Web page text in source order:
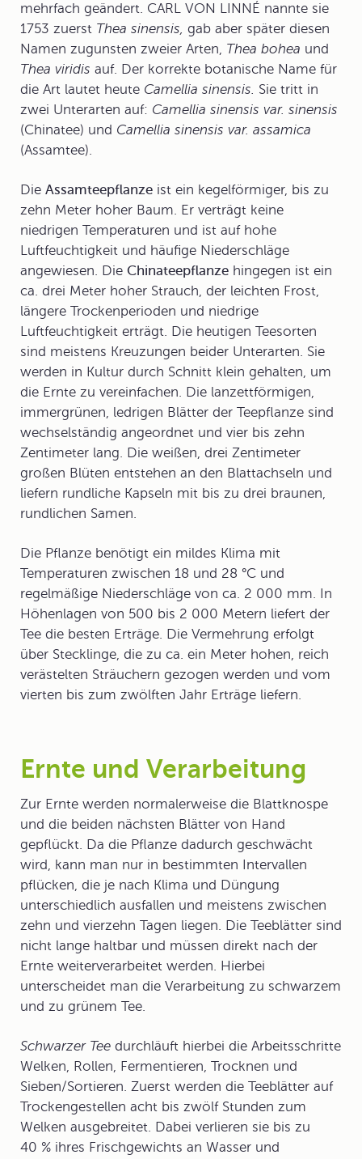
mehrfach geändert. CARL VON LINNÉ nannte sie
1753 zuerst Thea sinensis, gab aber später diesen
Namen zugunsten zweier Arten, Thea bohea und
Thea viridis auf. Der korrekte botanische Name für
die Art lautet heute Camellia sinensis. Sie tritt in
zwei Unterarten auf: Camellia sinensis var. sinensis
(Chinatee) und Camellia sinensis var. assamica
(Assamtee).
Die Assamteepflanze ist ein kegelförmiger, bis zu
zehn Meter hoher Baum. Er verträgt keine
niedrigen Temperaturen und ist auf hohe
Luftfeuchtigkeit und häufige Niederschläge
angewiesen. Die Chinateepflanze hingegen ist ein
ca. drei Meter hoher Strauch, der leichten Frost,
längere Trockenperioden und niedrige
Luftfeuchtigkeit erträgt. Die heutigen Teesorten
sind meistens Kreuzungen beider Unterarten. Sie
werden in Kultur durch Schnitt klein gehalten, um
die Ernte zu vereinfachen. Die lanzettförmigen,
immergrünen, ledrigen Blätter der Teepflanze sind
wechselständig angeordnet und vier bis zehn
Zentimeter lang. Die weißen, drei Zentimeter
großen Blüten entstehen an den Blattachseln und
liefern rundliche Kapseln mit bis zu drei braunen,
rundlichen Samen.
Die Pflanze benötigt ein mildes Klima mit
Temperaturen zwischen 18 und 28 °C und
regelmäßige Niederschläge von ca. 2 000 mm. In
Höhenlagen von 500 bis 2 000 Metern liefert der
Tee die besten Erträge. Die Vermehrung erfolgt
über Stecklinge, die zu ca. ein Meter hohen, reich
verästelten Sträuchern gezogen werden und vom
vierten bis zum zwölften Jahr Erträge liefern.
Ernte und Verarbeitung
Zur Ernte werden normalerweise die Blattknospe
und die beiden nächsten Blätter von Hand
gepflückt. Da die Pflanze dadurch geschwächt
wird, kann man nur in bestimmten Intervallen
pflücken, die je nach Klima und Düngung
unterschiedlich ausfallen und meistens zwischen
zehn und vierzehn Tagen liegen. Die Teeblätter sind
nicht lange haltbar und müssen direkt nach der
Ernte weiterverarbeitet werden. Hierbei
unterscheidet man die Verarbeitung zu schwarzem
und zu grünem Tee.
Schwarzer Tee durchläuft hierbei die Arbeitsschritte
Welken, Rollen, Fermentieren, Trocknen und
Sieben/Sortieren. Zuerst werden die Teeblätter auf
Trockengestellen acht bis zwölf Stunden zum
Welken ausgebreitet. Dabei verlieren sie bis zu
40 % ihres Frischgewichts an Wasser und